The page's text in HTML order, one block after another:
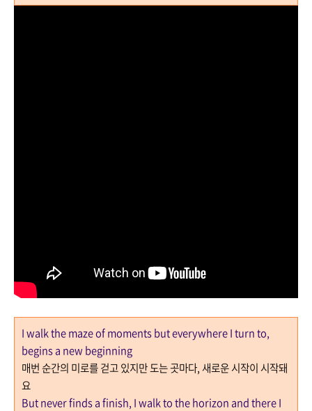
I walk the maze of moments but everywhere I turn to,
begins a new beginning
매번 순간의 미로를 걷고 있지만 도는 곳마다,새로운 시작이 시작돼
요
But never finds a finish, I walk to the horizon and there I